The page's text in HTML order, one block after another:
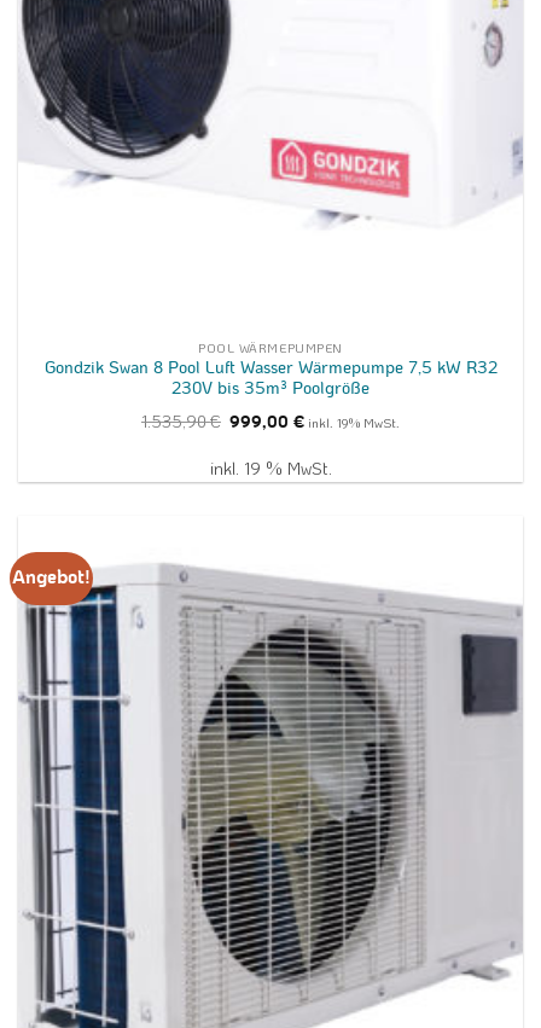
POOL WÄRMEPUMPEN
Gondzik Swan 8 Pool Luft Wasser Wärmepumpe 7,5 kW R32
230V bis 35m³ Poolgröße
1.535,90€ Ursprünglicher
Preis
1.535,90 €
999,00€Aktueller
999,00 €.
inkl. 19% MwSt.
inkl. 19 % MwSt.
Angebot!